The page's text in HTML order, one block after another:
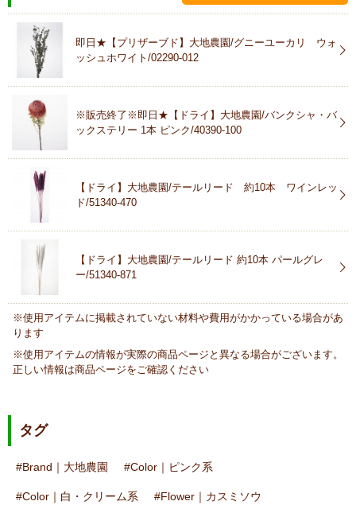
即日★【プリザーブド】大地農園/グニーユーカリ ウォ
ッシュホワイト/02290-012
※販売終了※即日★【ドライ】大地農園/バンクシャ・バ
ックステリー 1本 ピンク/40390-100
【ドライ】大地農園/テールリード 約10本 ワインレッ
ド/51340-470
【ドライ】大地農園/テールリード 約10本 パールグレ
ー/51340-871
※使用アイテムに掲載されていない材料や費用がかかっている場合があ
ります
※使用アイテムの情報が実際の商品ページと異なる場合がございます。
正しい情報は商品ページをご確認ください
タグ
Brand｜大地農園 Color｜ピンク系
Color｜白・クリーム系 Flower｜カスミソウ